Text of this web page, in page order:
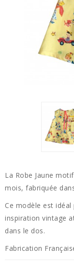
La Robe Jaune
mois, fabriquée
Ce modèle est
inspiration vintage
dans le dos.
Fabrication